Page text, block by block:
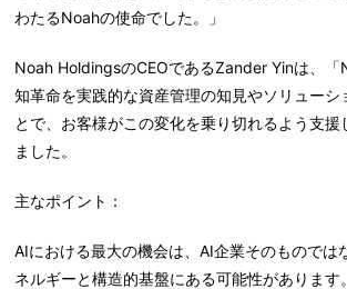
わたるNoahの使命でした。」
Noah HoldingsのCEOであるZander Yinは、「
知革命を実践的な資産管理の知見やソリューシ
とで、お客様がこの変化を乗り切れるよう支
ました。
主なポイント：
AIにおける最大の機会は、AI企業そのものでは
ネルギーと構造的基盤にある可能性があります